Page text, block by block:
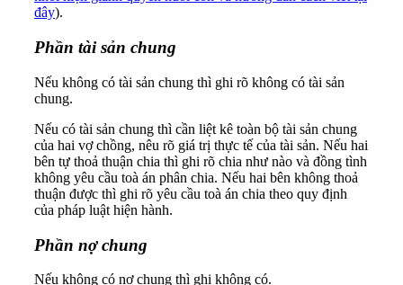
đây).
Phần tài sản chung
Nếu không có tài sản chung thì ghi rõ không có tài sản
chung.
Nếu có tài sản chung thì cần liệt kê toàn bộ tài sản chung
của hai vợ chồng, nêu rõ giá trị thực tế của tài sản. Nếu hai
bên tự thoả thuận chia thì ghi rõ chia như nào và đồng tình
không yêu cầu toà án phân chia. Nếu hai bên không thoả
thuận được thì ghi rõ yêu cầu toà án chia theo quy định
của pháp luật hiện hành.
Phần nợ chung
Nếu không có nợ chung thì ghi không có.